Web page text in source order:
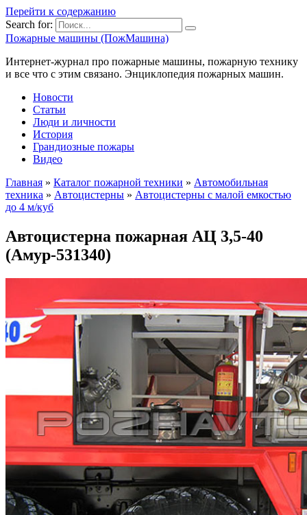
Перейти к содержанию
Search for:
Пожарные машины (ПожМашина)
Интернет-журнал про пожарные машины, пожарную технику
и все что с этим связано. Энциклопедия пожарных машин.
Новости
Статьи
Люди и личности
История
Грандиозные пожары
Видео
Главная » Каталог пожарной техники » Автомобильная
техника » Автоцистерны » Автоцистерны с малой емкостью
до 4 м/куб
Автоцистерна пожарная АЦ 3,5-40
(Амур-531340)